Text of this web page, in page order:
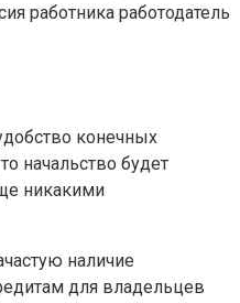
работника работодатель
конечных
начальство будет
никакими
наличие
для владельцев